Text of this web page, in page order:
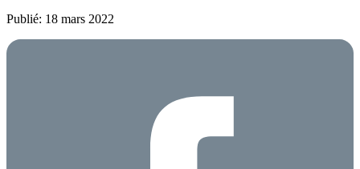
Publié: 18 mars 2022